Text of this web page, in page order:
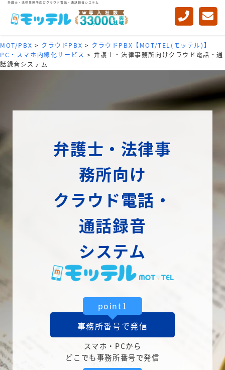
弁護士・法律事務所向けクラウド電話・通話録音システム
MOT/PBX > クラウドPBX > クラウドPBX【MOT/TEL(モッテル)】
PC・スマホ内線化サービス > 弁護士・法律事務所向けクラウド電話・通
話録音システム
弁護士・法律事
務所向け
クラウド電話・
通話録音
システム
point1
事務所番号で発信
スマホ・PCから
どこでも事務所番号で発信